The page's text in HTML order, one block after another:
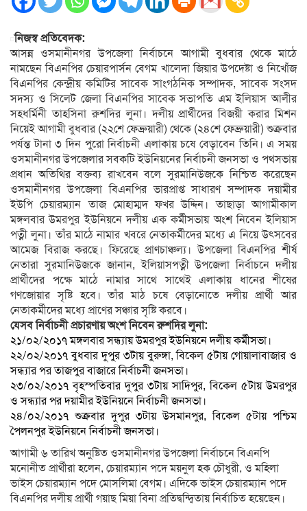
নিজস্ব প্রতিবেদক:
আসন্ন ওসমানীনগর উপজেলা নির্বাচনে আগামী বুধবার থেকে মাঠে
নামছেন বিএনপির চেয়ারপার্সন বেগম খালেদা জিয়ার উপদেষ্টা ও নিখোঁজ
বিএনপির কেন্দ্রীয় কমিটির সাবেক সাংগঠনিক সম্পাদক, সাবেক সংসদ
সদস্য ও সিলেট জেলা বিএনপির সাবেক সভাপতি এম ইলিয়াস আলীর
সহধর্মিনী তাহসিনা রুশদির লুনা। দলীয় প্রার্থীদের বিজয়ী করার মিশন
নিয়েই আগামী বুধবার (২২শে ফেব্রুয়ারী) থেকে (২৪শে ফেব্রুয়ারী) শুক্রবার
পর্যন্ত টানা ৩ দিন পুরো নির্বাচনী এলাকায় চষে বেড়াবেন তিনি। এ সময়
ওসমানীনগর উপজেলার সবকটি ইউনিয়নের নির্বাচনী জনসভা ও পথসভায়
প্রধান অতিথির বক্তব্য রাখবেন বলে সুরমানিউজকে নিশ্চিত করেছেন
ওসমানীনগর উপজেলা বিএনপির ভারপ্রাপ্ত সাধারণ সম্পাদক দয়ামীর
ইউপি চেয়ারম্যান তাজ মোহাম্মদ ফখর উদ্দিন। তাছাড়া আগামীকাল
মঙ্গলবার উমরপুর ইউনিয়নে দলীয় এক কর্মীসভায় অংশ নিবেন ইলিয়াস
পত্নী লুনা। তাঁর মাঠে নামার খবরে নেতাকর্মীদের মধ্যে এ নিয়ে উৎসবের
আমেজ বিরাজ করছে। ফিরেছে প্রাণচাঞ্চল্য। উপজেলা বিএনপির শীর্ষ
নেতারা সুরমানিউজকে জানান, ইলিয়াসপত্নী উপজেলা নির্বাচনে দলীয়
প্রার্থীদের পক্ষে মাঠে নামার সাথে সাথেই এলাকায় ধানের শীষের
গণজোয়ার সৃষ্টি হবে। তাঁর মাঠ চষে বেড়ানোতে দলীয় প্রার্থী আর
নেতাকর্মীদের মধ্যে প্রাণের সঞ্চার সৃষ্টি করবে।
যেসব নির্বাচনী প্রচারণায় অংশ নিবেন রুশদির লুনা:
২১/০২/২০১৭ মঙ্গলবার সন্ধ্যায় উমরপুর ইউনিয়নে দলীয় কর্মীসভা।
২২/০২/২০১৭ বুধবার দুপুর ৩টায় বুরুঙ্গা, বিকেল ৫টায় গোয়ালাবাজার ও
সন্ধ্যার পর তাজপুর বাজারে নির্বাচনী জনসভা।
২৩/০২/২০১৭ বৃহস্পতিবার দুপুর ৩টায় সাদিপুর, বিকেল ৫টায় উমরপুর
ও সন্ধ্যার পর দয়ামীর ইউনিয়নে নির্বাচনী জনসভা।
২৪/০২/২০১৭ শুক্রবার দুপুর ৩টায় উসমানপুর, বিকেল ৫টায় পশ্চিম
পৈলনপুর ইউনিয়নে নির্বাচনী জনসভা।
আগামী ৬ তারিখ অনুষ্টিত ওসমানীনগর উপজেলা নির্বাচনে বিএনপি
মনোনীত প্রার্থীরা হলেন, চেয়ারম্যান পদে ময়নুল হক চৌধুরী, ও মহিলা
ভাইস চেয়ারম্যান পদে মোসলিমা বেগম। এদিকে ভাইস চেয়ারম্যান পদে
বিএনপির দলীয় প্রার্থী গয়াছ মিয়া বিনা প্রতিদ্বন্দ্বিতায় নির্বাচিত হয়েছেন।